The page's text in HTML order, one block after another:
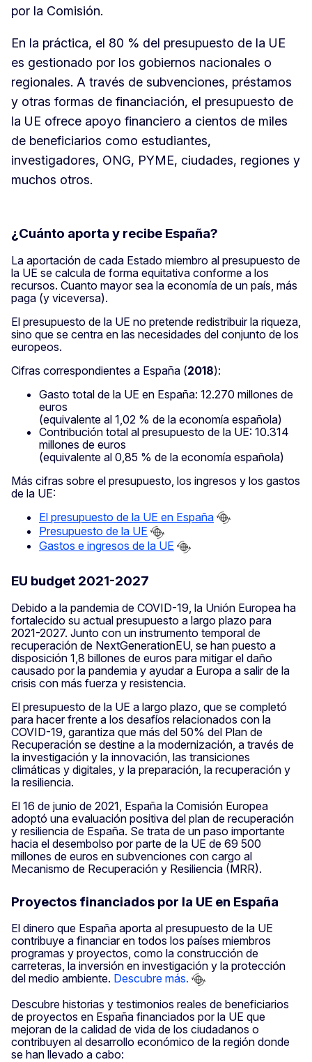
por la Comisión.
En la práctica, el 80 % del presupuesto de la UE
es gestionado por los gobiernos nacionales o
regionales. A través de subvenciones, préstamos
y otras formas de financiación, el presupuesto de
la UE ofrece apoyo financiero a cientos de miles
de beneficiarios como estudiantes,
investigadores, ONG, PYME, ciudades, regiones y
muchos otros.
¿Cuánto aporta y recibe España?
La aportación de cada Estado miembro al presupuesto de
la UE se calcula de forma equitativa conforme a los
recursos. Cuanto mayor sea la economía de un país, más
paga (y viceversa).
El presupuesto de la UE no pretende redistribuir la riqueza,
sino que se centra en las necesidades del conjunto de los
europeos.
Cifras correspondientes a España (2018):
Gasto total de la UE en España: 12.270 millones de
euros
(equivalente al 1,02 % de la economía española)
Contribución total al presupuesto de la UE: 10.314
millones de euros
(equivalente al 0,85 % de la economía española)
Más cifras sobre el presupuesto, los ingresos y los gastos
de la UE:
El presupuesto de la UE en España
Presupuesto de la UE
Gastos e ingresos de la UE
EU budget 2021-2027
Debido a la pandemia de COVID-19, la Unión Europea ha
fortalecido su actual presupuesto a largo plazo para
2021-2027. Junto con un instrumento temporal de
recuperación de NextGenerationEU, se han puesto a
disposición 1,8 billones de euros para mitigar el daño
causado por la pandemia y ayudar a Europa a salir de la
crisis con más fuerza y resistencia.
El presupuesto de la UE a largo plazo, que se completó
para hacer frente a los desafíos relacionados con la
COVID-19, garantiza que más del 50% del Plan de
Recuperación se destine a la modernización, a través de
la investigación y la innovación, las transiciones
climáticas y digitales, y la preparación, la recuperación y
la resiliencia.
El 16 de junio de 2021, España la Comisión Europea
adoptó una evaluación positiva del plan de recuperación
y resiliencia de España. Se trata de un paso importante
hacia el desembolso por parte de la UE de 69 500
millones de euros en subvenciones con cargo al
Mecanismo de Recuperación y Resiliencia (MRR).
Proyectos financiados por la UE en España
El dinero que España aporta al presupuesto de la UE
contribuye a financiar en todos los países miembros
programas y proyectos, como la construcción de
carreteras, la inversión en investigación y la protección
del medio ambiente. Descubre más.
Descubre historias y testimonios reales de beneficiarios
de proyectos en España financiados por la UE que
mejoran de la calidad de vida de los ciudadanos o
contribuyen al desarrollo económico de la región donde
se han llevado a cabo: